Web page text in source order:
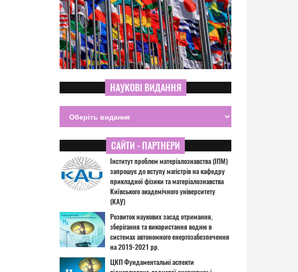
НАУКОВІ ВИДАННЯ
САЙТИ - ПАРТНЕРИ
Інститут проблем матеріалознавства (ІПМ)
запрошує до вступу магістрів на кафедру
прикладної фізики та матеріалознавства
Київського академічного університету
(КАУ)
Розвиток наукових засад отримання,
зберігання та використання водню в
системах автономного енергозабезпечення
на 2019-2021 рр.
ЦКП Фундаментальні аспекти